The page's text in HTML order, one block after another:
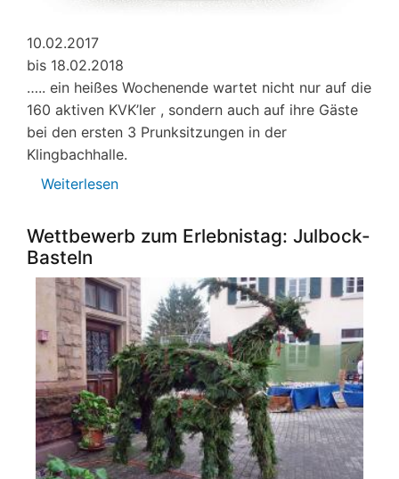
10.02.2017
bis 18.02.2018
….. ein heißes Wochenende wartet nicht nur auf die
160 aktiven KVK’ler , sondern auch auf ihre Gäste
bei den ersten 3 Prunksitzungen in der
Klingbachhalle.
Weiterlesen
is
good
Wettbewerb zum Erlebnistag: Julbock-
Basteln